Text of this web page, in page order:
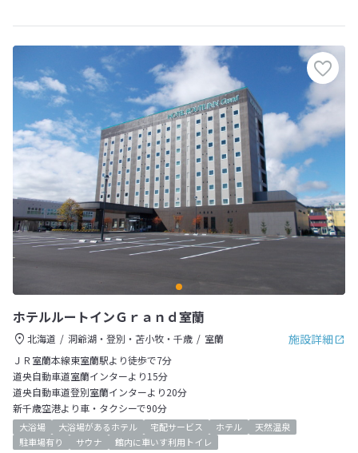
ホテルルートインＧｒａｎｄ室蘭
施設詳細
北海道 洞爺湖・登別・苫小牧・千歳
室蘭
ＪＲ室蘭本線東室蘭駅より徒歩で7分
道央自動車道室蘭インターより15分
道央自動車道登別室蘭インターより20分
新千歳空港より車・タクシーで90分
大浴場 大浴場があるホテル 宅配サービス ホテル
天然温泉
駐車場有り
サウナ 館内に車いす利用トイレ